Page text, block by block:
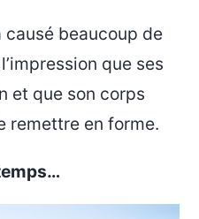
beaucoup de
que ses
et que son corps
remettre en forme.